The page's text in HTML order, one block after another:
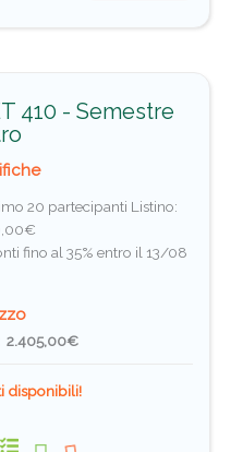
410 - Semestre
20 partecipanti Listino:
fino al 35% entro il 13/08
2.405,00€
disponibili!